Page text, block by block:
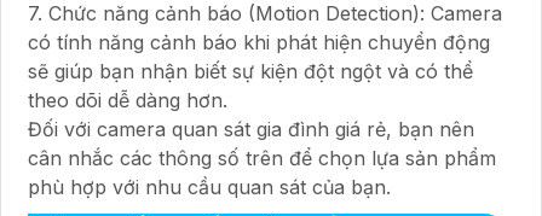
7. Chức năng cảnh báo (Motion Detection): Camera
có tính năng cảnh báo khi phát hiện chuyển động
sẽ giúp bạn nhận biết sự kiện đột ngột và có thể
theo dõi dễ dàng hơn.
Đối với camera quan sát gia đình giá rẻ, bạn nên
cân nhắc các thông số trên để chọn lựa sản phẩm
phù hợp với nhu cầu quan sát của bạn.